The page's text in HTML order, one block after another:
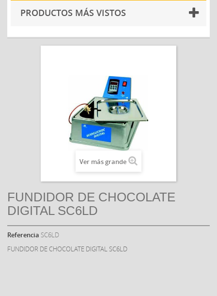
PRODUCTOS MÁS VISTOS
Ver más grande
FUNDIDOR DE CHOCOLATE
DIGITAL SC6LD
Referencia SC6LD
FUNDIDOR DE CHOCOLATE DIGITAL SC6LD